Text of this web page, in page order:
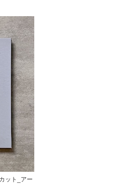
ット_アー